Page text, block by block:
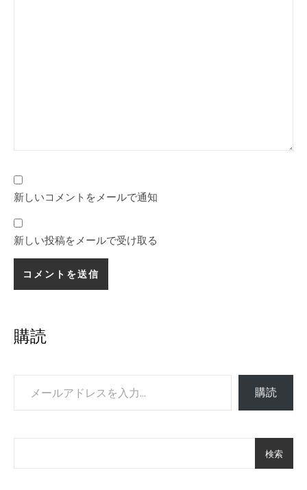
新しいコメントをメールで通知
新しい投稿をメールで受け取る
購読
購読
検索